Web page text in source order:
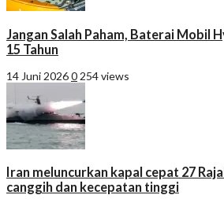
Jangan Salah Paham, Baterai Mobil
15 Tahun
14 Juni 20260 254 views
Iran meluncurkan kapal cepat 27
canggih dan kecepatan tinggi